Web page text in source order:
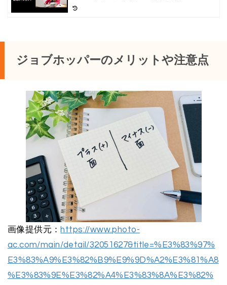
ジョブホッパーのメリットや注意点
画像提供元： https://www.photo-
ac.com/main/detail/32051627&title=%E3%83%97%
E3%83%A9%E3%82%B9%E9%9D%A2%E3%81%A8
%E3%83%9E%E3%82%A4%E3%83%8A%E3%82%